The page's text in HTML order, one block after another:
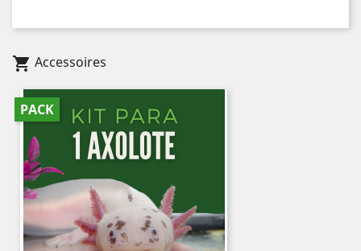
shopping_cart Accessoires
PACK